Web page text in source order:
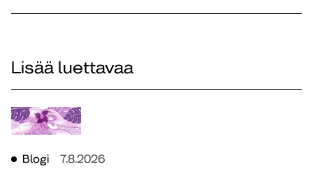
Lisää luettavaa
Blogi 7.8.2026